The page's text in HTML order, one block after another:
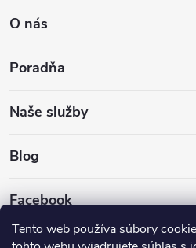
Tento web používa súbory
O nás
Poradňa
Naše služby
Blog
Facebook